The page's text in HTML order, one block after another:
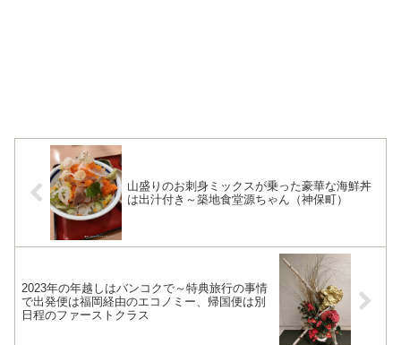
山盛りのお刺身ミックスが乗った豪華な海鮮丼
は出汁付き～築地食堂源ちゃん（神保町）
2023年の年越しはバンコクで～特典旅行の事情
で出発便は福岡経由のエコノミー、帰国便は別
日程のファーストクラス